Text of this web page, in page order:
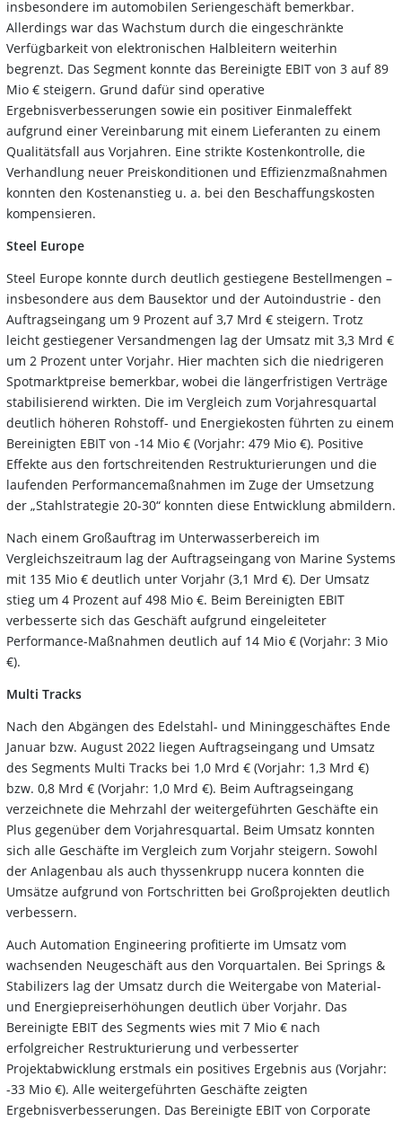
insbesondere im automobilen Seriengeschäft bemerkbar.
Allerdings war das Wachstum durch die eingeschränkte
Verfügbarkeit von elektronischen Halbleitern weiterhin
begrenzt. Das Segment konnte das Bereinigte EBIT von 3 auf 89
Mio € steigern. Grund dafür sind operative
Ergebnisverbesserungen sowie ein positiver Einmaleffekt
aufgrund einer Vereinbarung mit einem Lieferanten zu einem
Qualitätsfall aus Vorjahren. Eine strikte Kostenkontrolle, die
Verhandlung neuer Preiskonditionen und Effizienzmaßnahmen
konnten den Kostenanstieg u. a. bei den Beschaffungskosten
kompensieren.
Steel Europe
Steel Europe konnte durch deutlich gestiegene Bestellmengen –
insbesondere aus dem Bausektor und der Autoindustrie - den
Auftragseingang um 9 Prozent auf 3,7 Mrd € steigern. Trotz
leicht gestiegener Versandmengen lag der Umsatz mit 3,3 Mrd €
um 2 Prozent unter Vorjahr. Hier machten sich die niedrigeren
Spotmarktpreise bemerkbar, wobei die längerfristigen Verträge
stabilisierend wirkten. Die im Vergleich zum Vorjahresquartal
deutlich höheren Rohstoff- und Energiekosten führten zu einem
Bereinigten EBIT von -14 Mio € (Vorjahr: 479 Mio €). Positive
Effekte aus den fortschreitenden Restrukturierungen und die
laufenden Performancemaßnahmen im Zuge der Umsetzung
der „Stahlstrategie 20-30“ konnten diese Entwicklung abmildern.
Nach einem Großauftrag im Unterwasserbereich im
Vergleichszeitraum lag der Auftragseingang von Marine Systems
mit 135 Mio € deutlich unter Vorjahr (3,1 Mrd €). Der Umsatz
stieg um 4 Prozent auf 498 Mio €. Beim Bereinigten EBIT
verbesserte sich das Geschäft aufgrund eingeleiteter
Performance-Maßnahmen deutlich auf 14 Mio € (Vorjahr: 3 Mio
€).
Multi Tracks
Nach den Abgängen des Edelstahl- und Mininggeschäftes Ende
Januar bzw. August 2022 liegen Auftragseingang und Umsatz
des Segments Multi Tracks bei 1,0 Mrd € (Vorjahr: 1,3 Mrd €)
bzw. 0,8 Mrd € (Vorjahr: 1,0 Mrd €). Beim Auftragseingang
verzeichnete die Mehrzahl der weitergeführten Geschäfte ein
Plus gegenüber dem Vorjahresquartal. Beim Umsatz konnten
sich alle Geschäfte im Vergleich zum Vorjahr steigern. Sowohl
der Anlagenbau als auch thyssenkrupp nucera konnten die
Umsätze aufgrund von Fortschritten bei Großprojekten deutlich
verbessern.
Auch Automation Engineering profitierte im Umsatz vom
wachsenden Neugeschäft aus den Vorquartalen. Bei Springs &
Stabilizers lag der Umsatz durch die Weitergabe von Material-
und Energiepreiserhöhungen deutlich über Vorjahr. Das
Bereinigte EBIT des Segments wies mit 7 Mio € nach
erfolgreicher Restrukturierung und verbesserter
Projektabwicklung erstmals ein positives Ergebnis aus (Vorjahr:
-33 Mio €). Alle weitergeführten Geschäfte zeigten
Ergebnisverbesserungen. Das Bereinigte EBIT von Corporate